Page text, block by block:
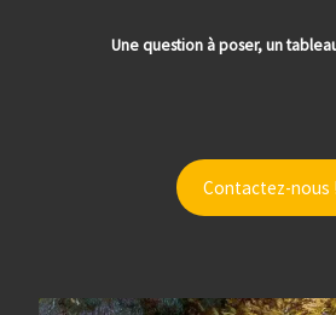
Une question à poser, un
Contactez-nous !